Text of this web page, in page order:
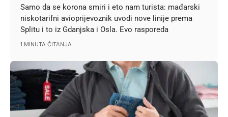
Samo da se korona smiri i eto nam turista: mađarski
niskotarifni avioprijevoznik uvodi nove linije prema
Splitu i to iz Gdanjska i Osla. Evo rasporeda
1 MINUTA ČITANJA